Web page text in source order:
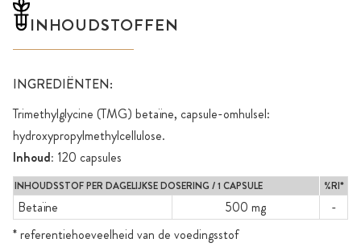
INHOUDSTOFFEN
INGREDIËNTEN:
Trimethylglycine (TMG) betaïne, capsule-omhulsel:
hydroxypropylmethylcellulose.
Inhoud: 120 capsules
INHOUDSSTOF PER DAGELIJKSE DOSERING / 1 CAPSULE %RI*
Betaïne 500 mg
-
* referentiehoeveelheid van de voedingsstof